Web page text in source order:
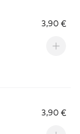
3,90 €
3,90 €